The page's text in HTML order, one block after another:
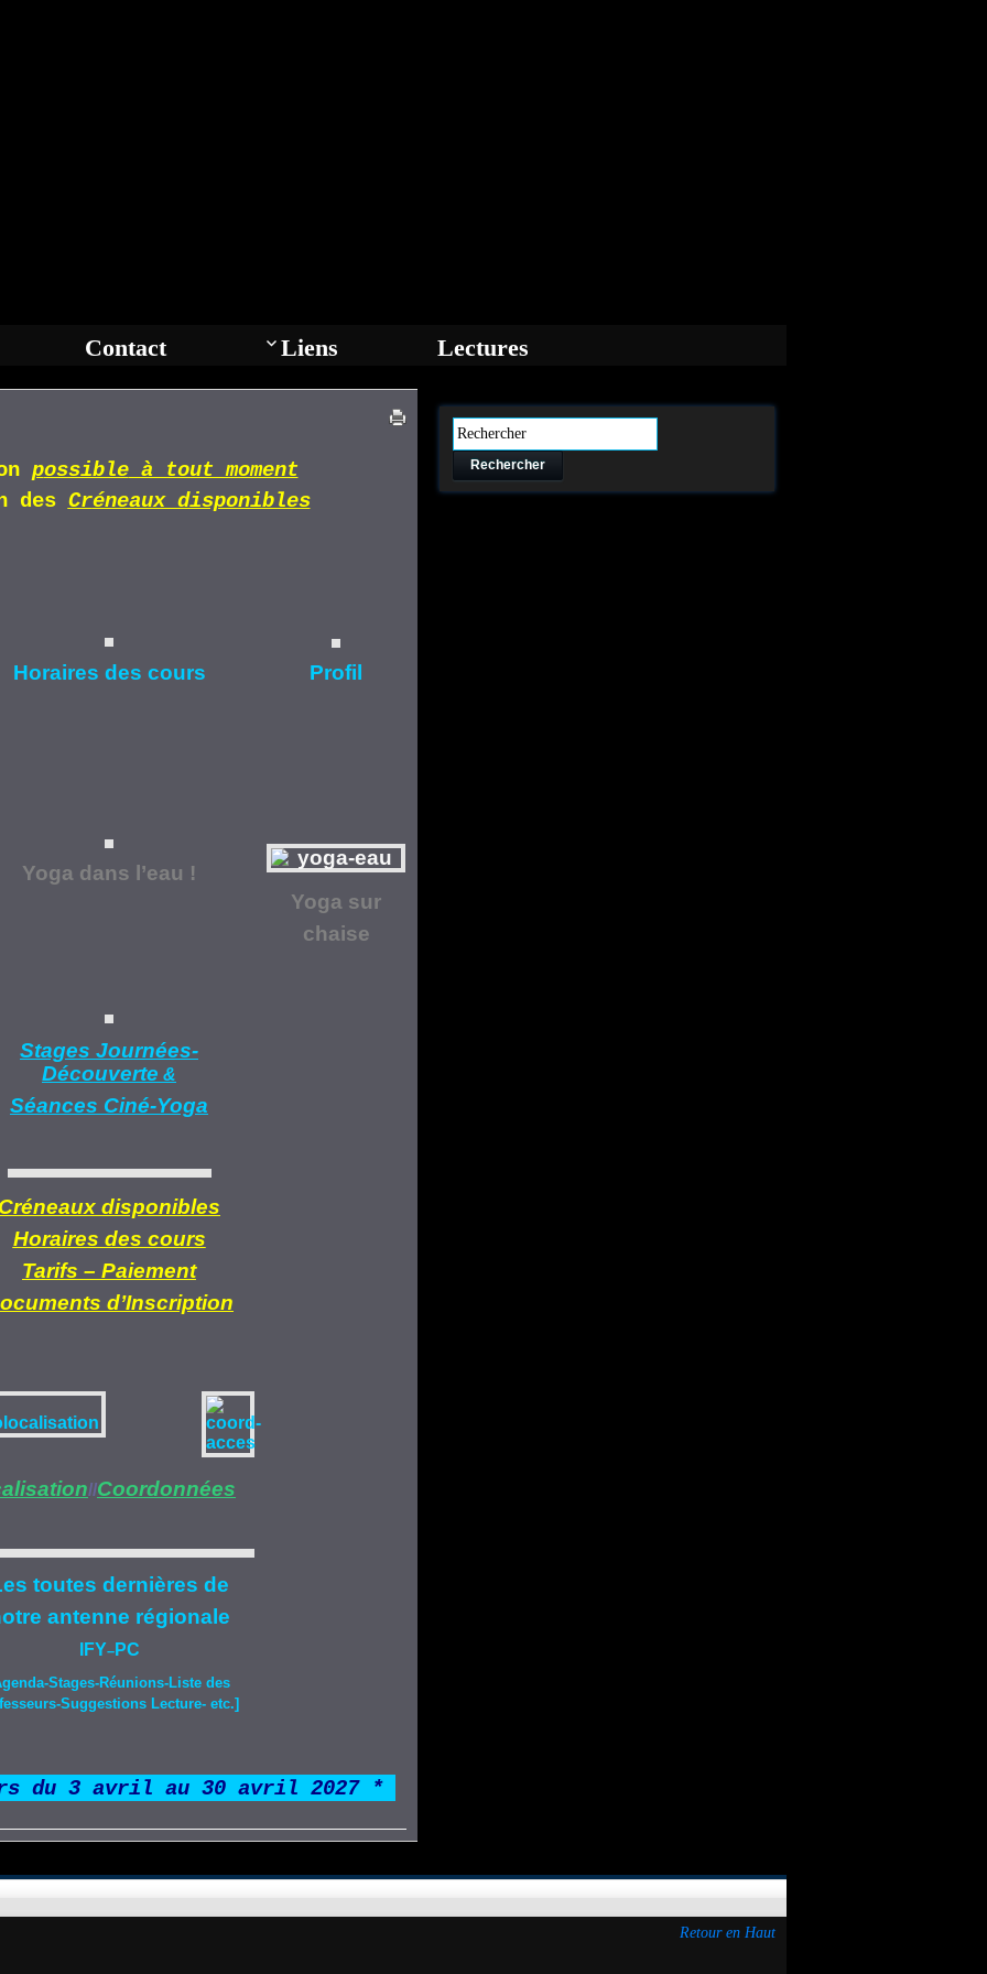
Contact Liens Lectures
possibleà tout moment
des Créneaux disponibles
Horaires des cours Profil
Yoga dans l’eau !
Yoga sur
chaise
Stages Journées-
Découverte &
Séances Ciné-Yoga
disponibles
Horaires des cours
Tarifs – Paiement
d’Inscription
//Coordonnées
toutes dernières de
antenne régionale
IFY–PC
Stages-Réunions-Liste des
Suggestions Lecture- etc.]
du 3 avril au 30 avril 2027 **
Rechercher
Retour en Haut